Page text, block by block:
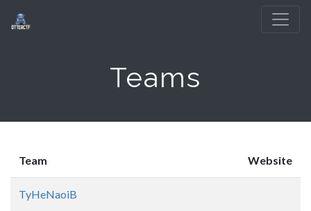
Teams
Team Website
TyHeNaoiB